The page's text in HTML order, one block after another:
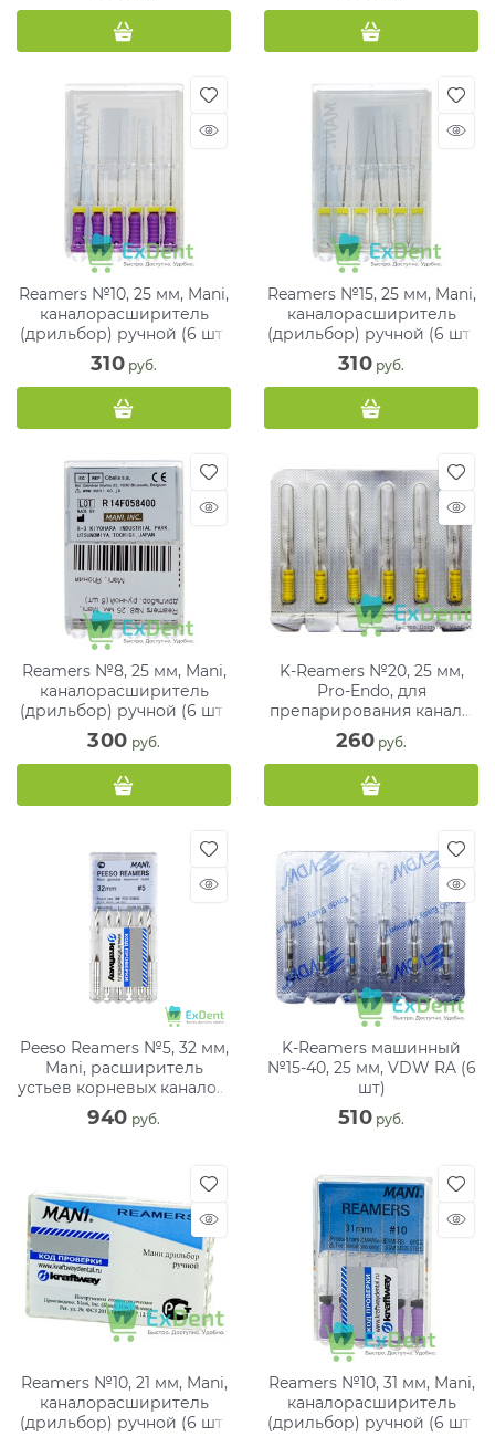
Reamers №10, 25 мм, Mani,
каналорасширитель
(дрильбор) ручной (6 шт)
310 руб.
Reamers №15, 25 мм, Mani,
каналорасширитель
(дрильбор) ручной (6 шт)
310 руб.
Reamers №8, 25 мм, Mani,
каналорасширитель
(дрильбор) ручной (6 шт)
300 руб.
K-Reamers №20, 25 мм,
Pro-Endo, для
препарирования канала,
нержавеющая сталь (6
шт)
260 руб.
Peeso Reamers №5, 32 мм,
Mani, расширитель
устьев корневых каналов,
машинный (6 шт)
940 руб.
K-Reamers машинный
№15-40, 25 мм, VDW RA (6
шт)
510 руб.
Reamers №10, 21 мм, Mani,
каналорасширитель
(дрильбор) ручной (6 шт)
Reamers №10, 31 мм, Mani,
каналорасширитель
(дрильбор) ручной (6 шт)